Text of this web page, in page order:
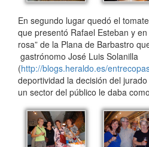
En segundo lugar quedó el
que presentó Rafael Esteban y
rosa” de la Plana de Barbastro
gastrónomo José Luis Solanilla
(http://blogs.heraldo.es/
deportividad la decisión del
un sector del público le daba